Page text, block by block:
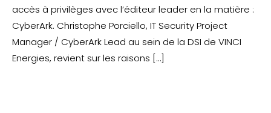
accès à privilèges avec l’éditeur leader en la matière :
CyberArk. Christophe Porciello, IT Security Project
Manager / CyberArk Lead au sein de la DSI de VINCI
Energies, revient sur les raisons […]